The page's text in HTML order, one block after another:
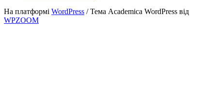
На платформі WordPress / Тема Academica WordPress від
WPZOOM